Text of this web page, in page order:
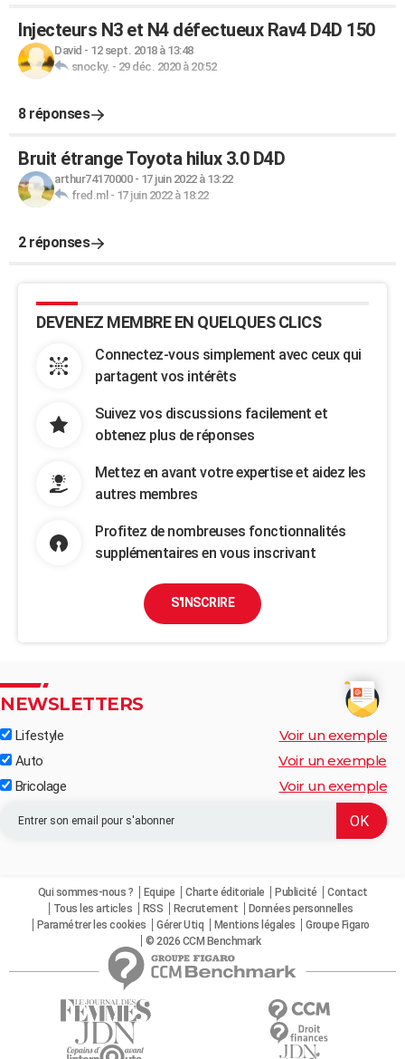
Injecteurs N3 et N4 défectueux Rav4 D4D 150
David - 12 sept. 2018 à 13:48
snocky. - 29 déc. 2020 à 20:52
8 réponses
Bruit étrange Toyota hilux 3.0 D4D
arthur74170000- 17 juin 2022 à 13:22
fred.ml - 17 juin 2022 à 18:22
2 réponses
DEVENEZ MEMBRE EN QUELQUES CLICS
Connectez-vous simplement avec ceux qui
partagent vos intérêts
Suivez vos discussions facilement et
obtenez plus de réponses
Mettez en avant votre expertise et aidez les
autres membres
Profitez de nombreuses fonctionnalités
supplémentaires en vous inscrivant
S'INSCRIRE
NEWSLETTERS
Lifestyle Voir un exemple
Auto Voir un exemple
Bricolage Voir un exemple
Qui sommes-nous ? Equipe Charte éditoriale Publicité
Contact
Tous les articles
RSS Recrutement
Données personnelles
Paramétrer les cookies
Gérer Utiq Mentions légales
Groupe Figaro
© 2026 CCM Benchmark